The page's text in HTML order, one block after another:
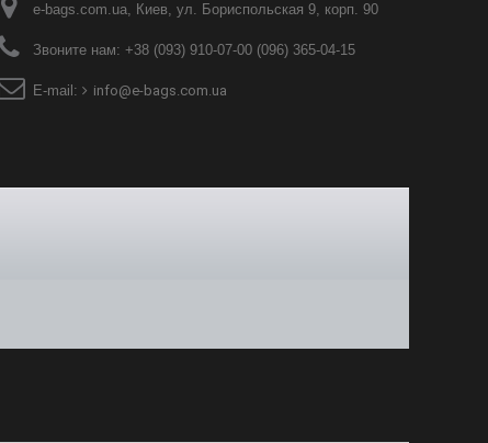
e-bags.com.ua, Киев, ул. Бориспольская 9, корп. 90
Звоните нам: +38 (093) 910-07-00 (096) 365-04-15
E-mail: info@e-bags.com.ua